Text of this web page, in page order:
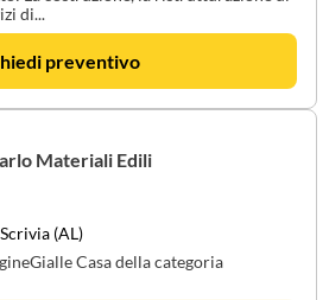
di...
preventivo
Materiali Edili
(AL)
Casa della categoria